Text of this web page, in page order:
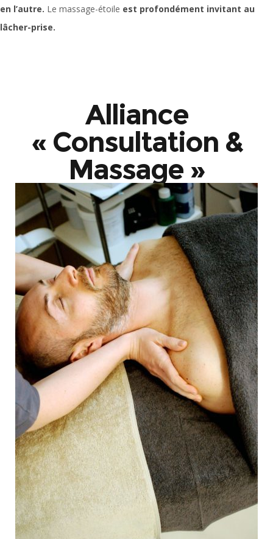
en l’autre. Le massage-étoile est profondément invitant au
lâcher-prise.
Alliance
« Consultation &
Massage »